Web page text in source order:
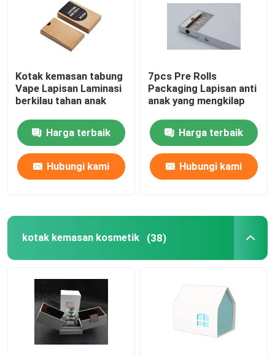
Kemasan Pulp yang Dibentuk
Kotak kemasan tabung
Vape Lapisan Laminasi
berkilau tahan anak
Harga terbaik
Hubungi kami
7pcs Pre Rolls
Packaging Lapisan anti
anak yang mengkilap
Harga terbaik
Hubungi kami
kotak kemasan kosmetik (38)